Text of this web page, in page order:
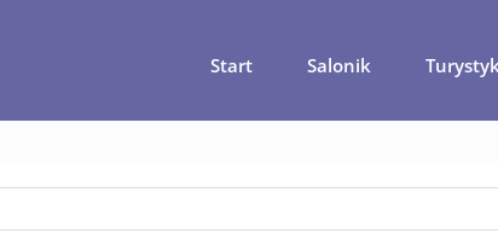
Start Salonik
w Jordanii – czego warto spróbować podczas pobytu?